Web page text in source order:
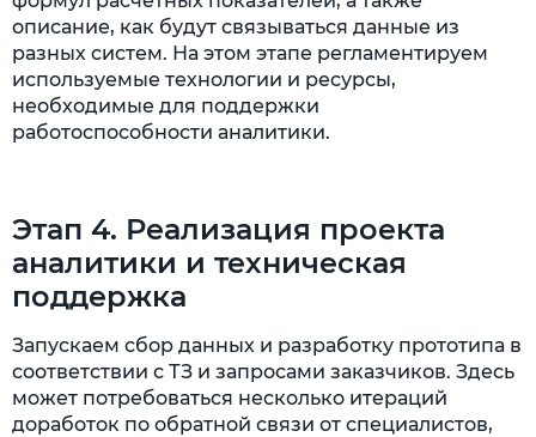
описание, как будут связываться данные из
разных систем. На этом этапе регламентируем
используемые технологии и ресурсы,
необходимые для поддержки
работоспособности аналитики.
Этап 4. Реализация проекта
аналитики и техническая
поддержка
Запускаем сбор данных и разработку прототипа в
соответствии с ТЗ и запросами заказчиков. Здесь
может потребоваться несколько итераций
доработок по обратной связи от специалистов,